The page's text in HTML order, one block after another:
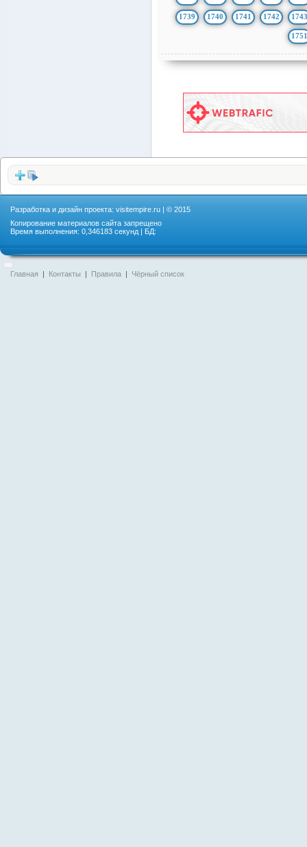
1739 1740 1741 1742 1743
1751
Разработка и дизайн проекта: visitempire.ru | © 2015
Копирование материалов сайта запрещено
Время выполнения: 0,346183 секунд | БД:
Главная | Контакты | Правила | Чёрный список